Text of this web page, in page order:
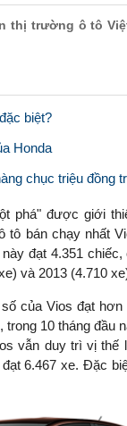
thị trường ô tô
biệt?
Honda
chục triệu đồng
phá" được giới
bán chạy nhất
đạt 4.351
và 2013 (4.710
của Vios đạt
10 tháng đầu
vẫn duy trì vị thế
6.467 xe. Đặc